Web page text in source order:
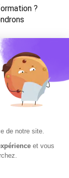
?
Plan du site